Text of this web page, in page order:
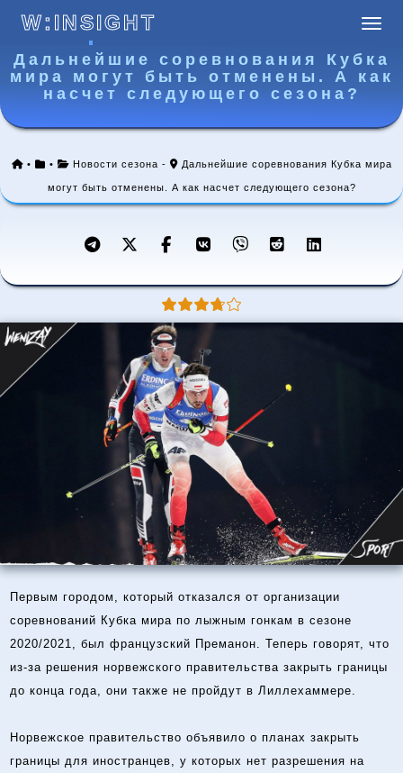
W:INSIGHT
W:INSIGHT
Дальнейшие соревнования Кубка
мира могут быть отменены. А как
насчет следующего сезона?
• • Новости сезона - Дальнейшие соревнования Кубка мира
могут быть отменены. А как насчет следующего сезона?
Первым городом, который отказался от организации
соревнований Кубка мира по лыжным гонкам в сезоне
2020/2021, был французский Преманон. Теперь говорят, что
из-за решения норвежского правительства закрыть границы
до конца года, они также не пройдут в Лиллехаммере.
Норвежское правительство объявило о планах закрыть
границы для иностранцев, у которых нет разрешения на